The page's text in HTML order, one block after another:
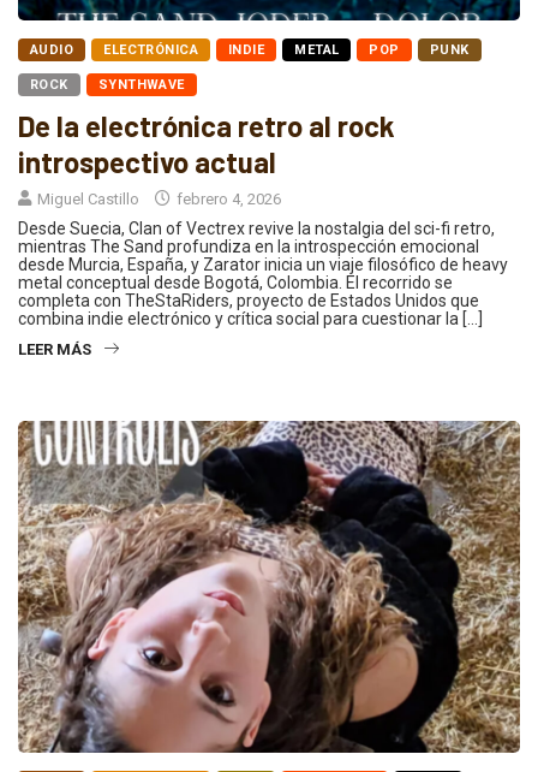
AUDIO ELECTRÓNICA INDIE METAL POP PUNK
ROCK SYNTHWAVE
De la electrónica retro al rock
introspectivo actual
Miguel Castillo febrero 4, 2026
Desde Suecia, Clan of Vectrex revive la nostalgia del sci-fi retro,
mientras The Sand profundiza en la introspección emocional
desde Murcia, España, y Zarator inicia un viaje filosófico de heavy
metal conceptual desde Bogotá, Colombia. El recorrido se
completa con TheStaRiders, proyecto de Estados Unidos que
combina indie electrónico y crítica social para cuestionar la […]
LEER MÁS